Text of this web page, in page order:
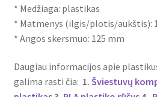
* Medžiaga: plastikas
* Matmenys (ilgis/plotis/aukštis):
* Angos skersmuo: 125 mm
Daugiau informacijos apie
galima rasti čia: 1. Šviestuvų